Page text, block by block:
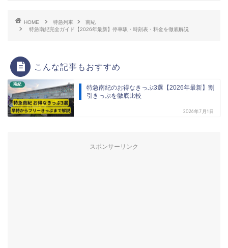
HOME 特急列車
南紀
特急南紀完全ガイド【2026年最新】停車駅・時刻表・料金を徹底解説
こんな記事もおすすめ
南紀
特急南紀のお得なきっぷ3選【2026年最新】割
引きっぷを徹底比較
2026年7月1日
スポンサーリンク